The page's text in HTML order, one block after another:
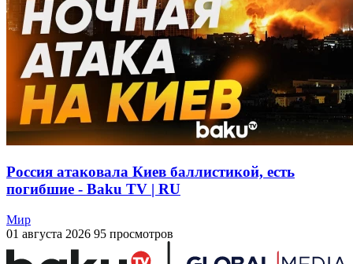
Россия атаковала Киев баллистикой, есть
погибшие - Baku TV | RU
Мир
01 августа 2026 95 просмотров